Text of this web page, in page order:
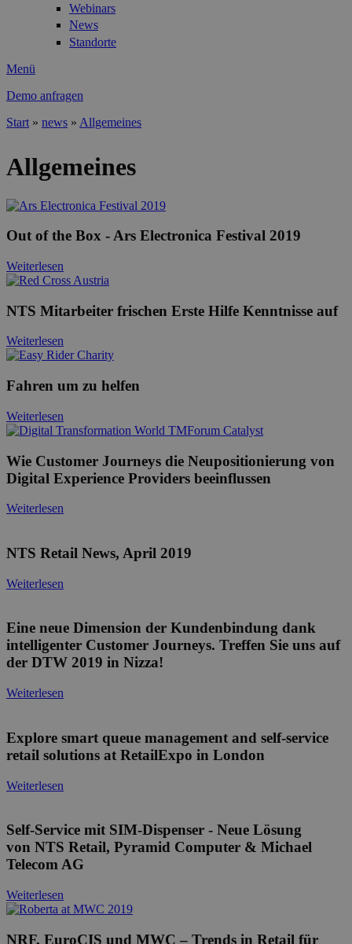
Webinars
News
Standorte
Menü
Demo anfragen
Start » news » Allgemeines
Allgemeines
Out of the Box - Ars Electronica Festival 2019
Weiterlesen
NTS Mitarbeiter frischen Erste Hilfe Kenntnisse auf
Weiterlesen
Fahren um zu helfen
Weiterlesen
Wie Customer Journeys die Neupositionierung von
Digital Experience Providers beeinflussen
Weiterlesen
NTS Retail News, April 2019
Weiterlesen
Eine neue Dimension der Kundenbindung dank
intelligenter Customer Journeys. Treffen Sie uns auf
der DTW 2019 in Nizza!
Weiterlesen
Explore smart queue management and self-service
retail solutions at RetailExpo in London
Weiterlesen
Self-Service mit SIM-Dispenser - Neue Lösung
von NTS Retail, Pyramid Computer & Michael
Telecom AG
Weiterlesen
NRF, EuroCIS und MWC – Trends in Retail für